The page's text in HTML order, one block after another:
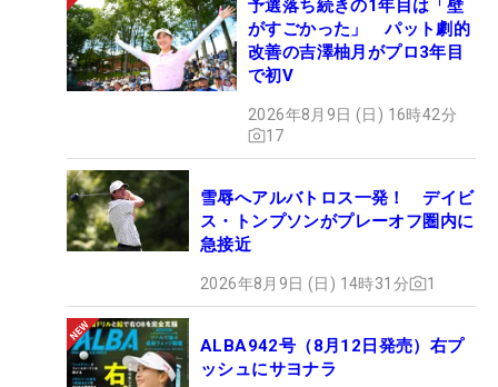
ビジネスゾーンの意識改革と、そこまでのプロセス
を大事に。それでミート率＆ヘッドスピードを上
げ、コースで快音を響かせたい。
予選落ち続きの1年目は「壁
がすごかった」 パット劇的
改善の吉澤柚月がプロ3年目
で初V
2026年8月9日 (日) 16時42分
17
雪辱へアルバトロス一発！ デイビ
ス・トンプソンがプレーオフ圏内に
急接近
2026年8月9日 (日) 14時31分 1
ALBA942号（8月12日発売）右プ
ッシュにサヨナラ